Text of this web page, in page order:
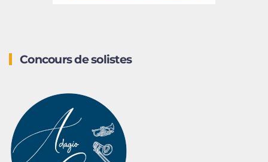
Concours de solistes